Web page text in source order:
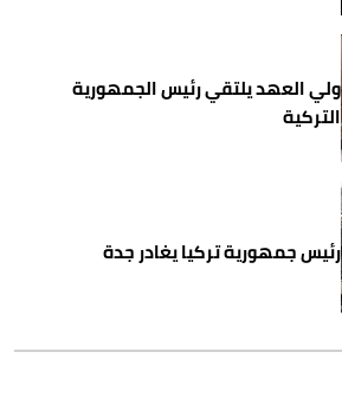
ولي العهد يلتقي رئيس الجمهورية
التركية
رئيس جمهورية تركيا يغادر جدة